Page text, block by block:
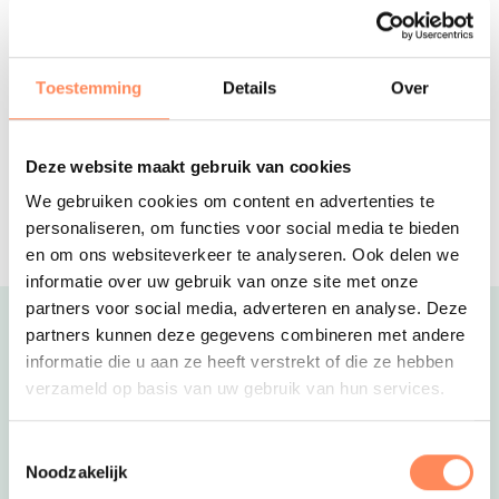
Toestemming Details Over
Deze website maakt gebruik van cookies
We gebruiken cookies om content en advertenties te
personaliseren, om functies voor social media te bieden
en om ons websiteverkeer te analyseren. Ook delen we
informatie over uw gebruik van onze site met onze
partners voor social media, adverteren en analyse. Deze
partners kunnen deze gegevens combineren met andere
informatie die u aan ze heeft verstrekt of die ze hebben
verzameld op basis van uw gebruik van hun services.
Noodzakelijk
Vakantiepark de Meerpaal
Aan de voet van de Zeeuwse duinen
speelschip van Nederland!
Camping Geversduin
Midden in het groen en op fietsafstand
camping!
Uitgelicht